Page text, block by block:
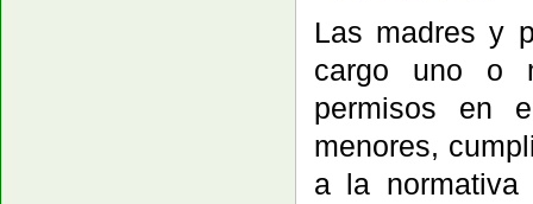
Las madres y
cargo uno o
permisos en
menores,
a la normativa